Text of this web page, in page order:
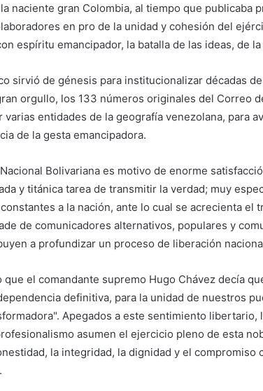
naciente gran Colombia, al tiempo que publicaba
en pro de la unidad y cohesión del
espíritu emancipador, la batalla de las ideas, de
sirvió de génesis para institucionalizar décadas
orgullo, los 133 números originales del Correo
entidades de la geografía venezolana, para
de la gesta emancipadora.
Bolivariana es motivo de enorme
y titánica tarea de transmitir la verdad; muy
a la nación, ante lo cual se acrecienta el
de comunicadores alternativos, populares y
a profundizar un proceso de liberación
que el comandante supremo Hugo Chávez decía
definitiva, para la unidad de nuestros
Apegados a este sentimiento
asumen el ejercicio pleno de esta
la integridad, la dignidad y el compromiso